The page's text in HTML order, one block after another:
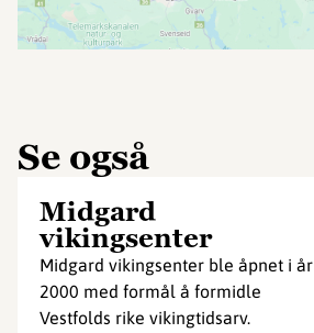
Se også
Midgard
vikingsenter
Midgard vikingsenter ble åpnet i år
2000 med formål å formidle
Vestfolds rike vikingtidsarv.